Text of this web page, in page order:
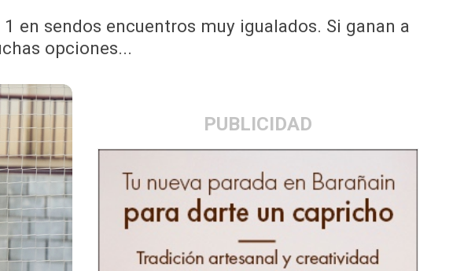
en sendos encuentros muy igualados. Si ganan a
opciones...
PUBLICIDAD